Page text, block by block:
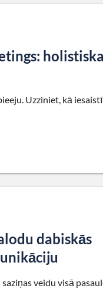
holistiska
Uzziniet, kā
dabiskās
veidu visā